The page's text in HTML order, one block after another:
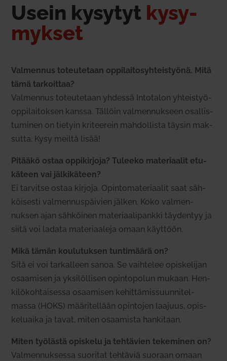
Usein kysytyt kysy­
mykset
Val­mennus toteu­tetaan oppi­lai­to­syh­teis­työnä. Mitä
tämä tar­koittaa?
Val­mennus toteu­tetaan yhdessä Into­talon yhteis­työ­
op­pi­lai­toksen kanssa. Tällöin val­men­nukseen osal­lis­
tu­minen on tietyin kri­teerein mah­dol­lista täysin mak­
sutta. Kysy meiltä lisää!
Pitääkö ostaa oppi­kirjoja? Tuleeko mate­ri­aalit etu­
käteen vai jäl­ki­käteen?
Ei tar­vitse ostaa kirjoja. Opin­to­ma­te­ri­aalit saat säh­
köi­sesti val­men­nus­päivien jälken. Koko val­men­
nuksen ajan säh­köinen mate­ri­aa­li­pankki täy­dentyy ja
siitä voi ladata mate­ri­aaleja omaan käyttöön.
Mikä tämän kou­lu­tuksen tun­ti­määrä on?
Sitä ei voi tar­kalleen sanoa. Se vaih­telee opis­ke­lijan
osaa­misen ja yksi­löl­lisen opin­to­polun mukaan. Hen­
ki­lö­koh­tai­sessa osaa­misen kehit­tä­mis­suun­ni­tel­
massa (HOKS) mää­ri­tellään opin­tojen laajuus, opis­
ke­luaika ja tavat, miten osaa­mista han­kitaan.
Miten työ­lästä opiskelu ja teh­tävien teke­minen on?
Val­men­nuk­sessa suo­ritat teh­täviä suoraan omaan